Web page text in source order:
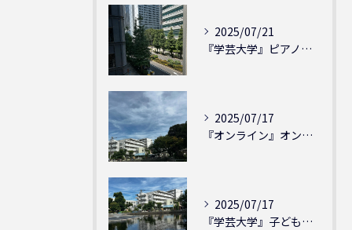
2025/07/21
『学芸大学』ピアノを弾ける喜び - シェリー・アーツ音楽教室...
2025/07/17
『オンライン』オンラインの会員様大募集中！シェリー・アーツ音...
2025/07/17
『学芸大学』子どもには子どもの表現が大切！シェリー・アーツ音...